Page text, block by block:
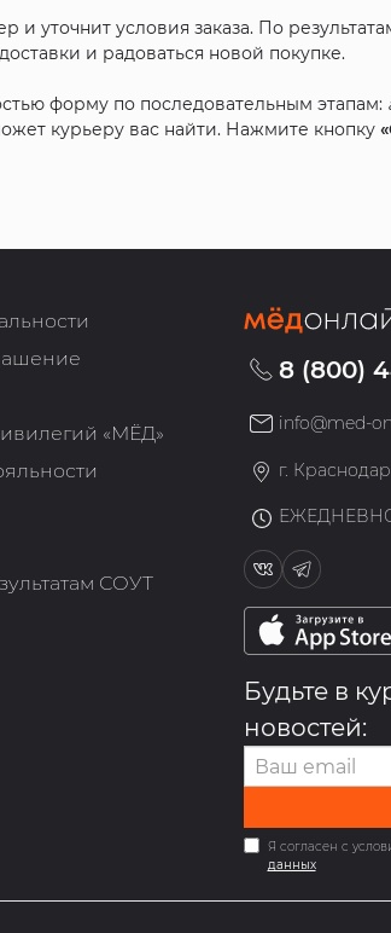
и уточнит условия заказа. По
и радоваться новой покупке.
форму по последовательным этапам:
курьеру вас найти. Нажмите кнопку
«МЁД»
СОУТ
8 (800)
info@med-
г.
Будьте в
новостей:
Я согласен с
данных